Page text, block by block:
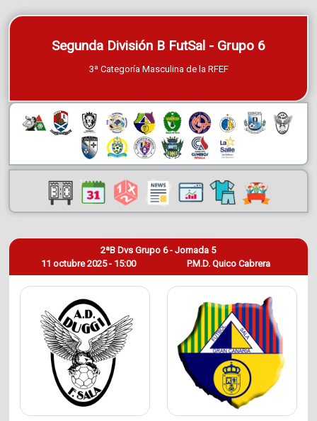
Segunda División B FutSal - Grupo 6
3ª Categoría Masculina de la RFEF
11 octubre 2025 - 15:00
2ªB Dvs Grupo 6 - Jornada 5
P.M.D. Quico Cabrera